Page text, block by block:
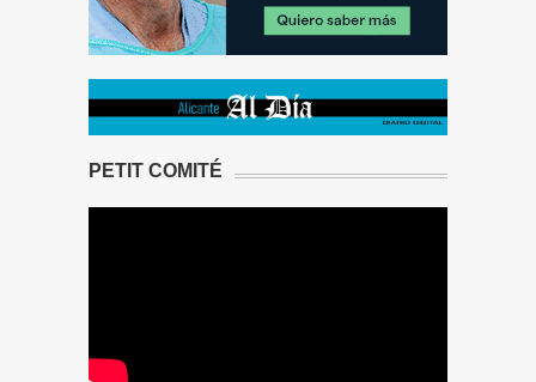
PETIT COMITÉ